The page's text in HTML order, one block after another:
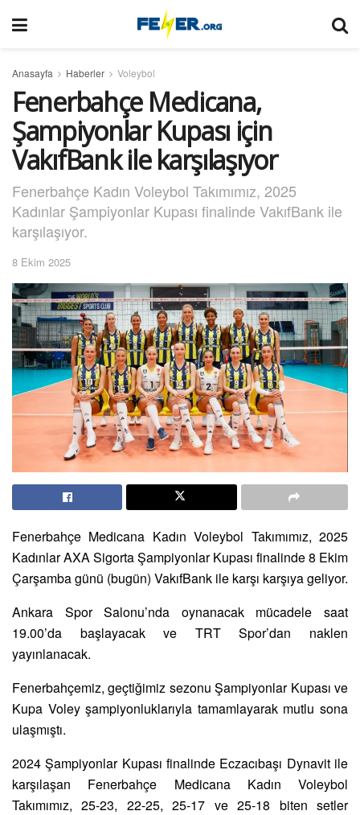
Anasayfa Haberler Voleybol
Fenerbahçe Medicana,
Şampiyonlar Kupası için
VakıfBank ile karşılaşıyor
Fenerbahçe Kadın Voleybol Takımımız, 2025
Kadınlar Şampiyonlar Kupası finalinde VakıfBank ile
karşılaşıyor.
8 Ekim 2025
Fenerbahçe Medicana Kadın Voleybol Takımımız, 2025
Kadınlar AXA Sigorta Şampiyonlar Kupası finalinde 8 Ekim
Çarşamba günü (bugün) VakıfBank ile karşı karşıya geliyor.
Ankara Spor Salonu’nda oynanacak mücadele saat
19.00’da başlayacak ve TRT Spor’dan naklen
yayınlanacak.
Fenerbahçemiz, geçtiğimiz sezonu Şampiyonlar Kupası ve
Kupa Voley şampiyonluklarıyla tamamlayarak mutlu sona
ulaşmıştı.
2024 Şampiyonlar Kupası finalinde Eczacıbaşı Dynavit ile
karşılaşan Fenerbahçe Medicana Kadın Voleybol
Takımımız, 25-23, 22-25, 25-17 ve 25-18 biten setler